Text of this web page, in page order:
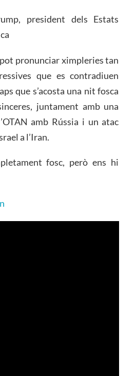
president dels Estats
pronunciar ximpleries tan
que es contradiuen
que s’acosta una nit fosca
juntament amb una
amb Rússia i un atac
a l’Iran.
fosc, però ens hi